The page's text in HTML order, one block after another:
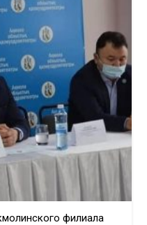
филиала